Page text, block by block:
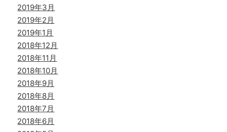
2019年3月
2019年2月
2019年1月
2018年12月
2018年11月
2018年10月
2018年9月
2018年8月
2018年7月
2018年6月